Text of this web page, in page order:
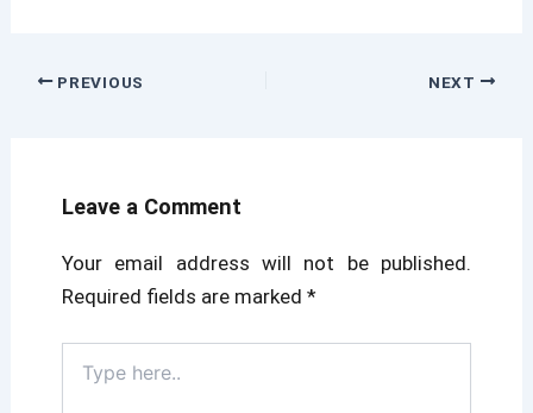
PREVIOUS NEXT
Leave a Comment
Your email address will not be published.
Required fields are marked *
here..